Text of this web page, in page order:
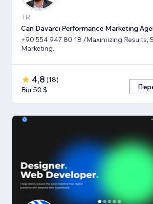
TR
Can Davarcı Performance Marketing
+90 554 947 80 18 /Maximizing Results,
Marketing.
4,8 (18)
Від 50 $